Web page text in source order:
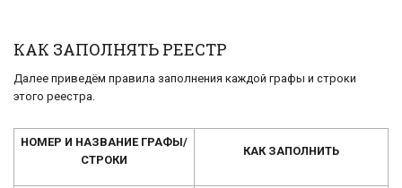
КАК ЗАПОЛНЯТЬ РЕЕСТР
Далее приведём правила заполнения каждой графы и строки
этого реестра.
НОМЕР И НАЗВАНИЕ ГРАФЫ/
СТРОКИ
КАК ЗАПОЛНИТЬ